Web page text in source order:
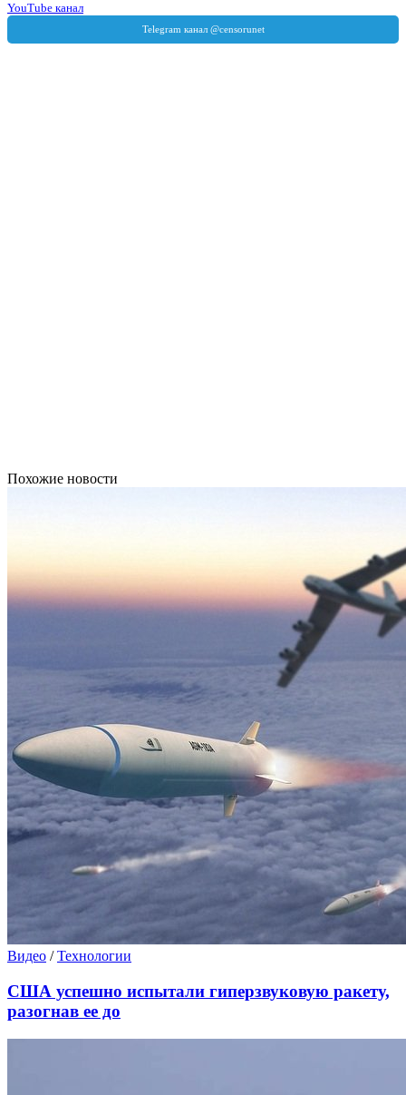
YouTube канал
Похожие новости
Видео /Технологии
США успешно испытали гиперзвуковую ракету,
разогнав ее до